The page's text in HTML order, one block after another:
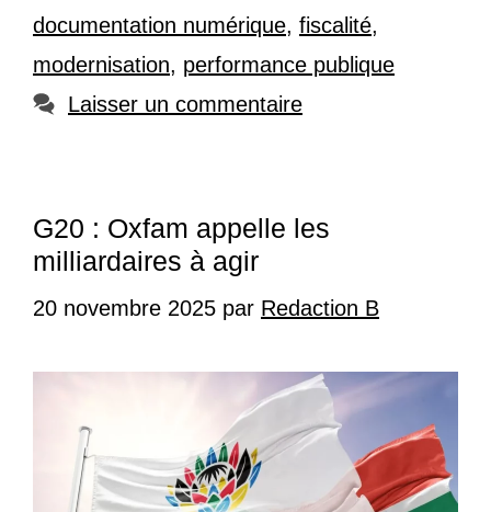
documentation numérique, fiscalité,
modernisation, performance publique
Laisser un commentaire
G20 : Oxfam appelle les
milliardaires à agir
20 novembre 2025 par Redaction B